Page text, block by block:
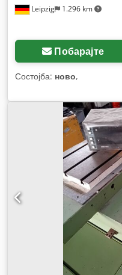
Leipzig 1.296 km
Побарајте
Состојба: ново,